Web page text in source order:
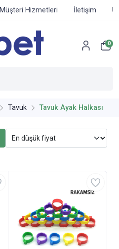
Müşteri Hizmetleri İletişim
0
Tavuk Tavuk Ayak Halkası